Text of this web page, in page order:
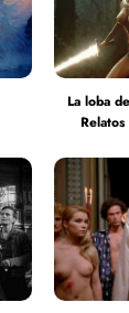
La loba